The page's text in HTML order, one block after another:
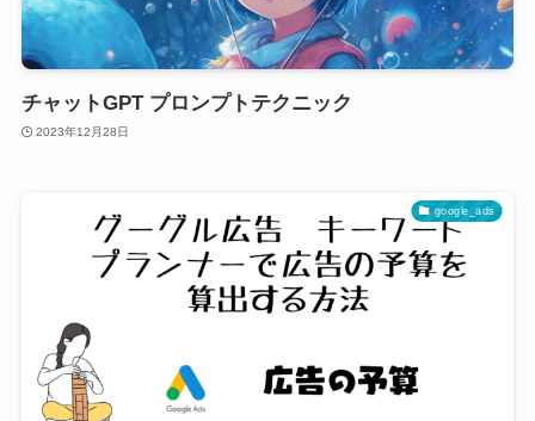
チャットGPT プロンプトテクニック
2023年12月28日
google_ads